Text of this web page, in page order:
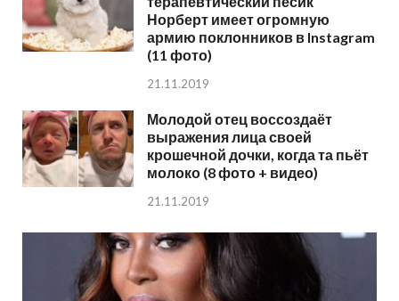
Норберт имеет огромную
армию поклонников в Instagram
(11 фото)
21.11.2019
Молодой отец воссоздаёт
выражения лица своей
крошечной дочки, когда та пьёт
молоко (8 фото + видео)
21.11.2019